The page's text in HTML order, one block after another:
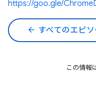
https://goo.gle/
arrow_back すべてのエピ
この情報